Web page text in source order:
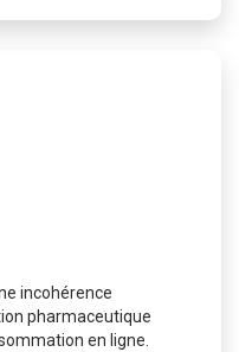
incohérence
pharmaceutique
en ligne.